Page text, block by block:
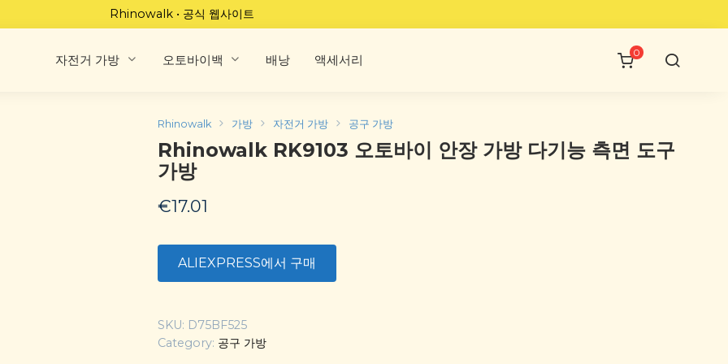
Rhinowalk • 공식 웹사이트
자전거 가방 오토바이백 배낭 액세서리 0
Rhinowalk 가방 자전거 가방 공구 가방
Rhinowalk RK9103 ​​오토바이 안장 가방 다기능 측면 도구
가방
€17.01
ALIEXPRESS에서 구매
SKU: D75BF525
Category: 공구 가방